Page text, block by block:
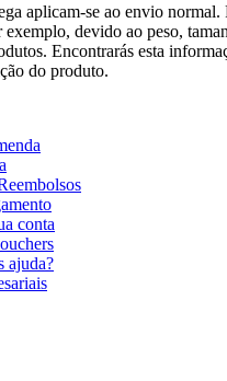
aplicam-se ao envio normal.
exemplo, devido ao peso,
Encontrarás esta
do produto.
conta
ajuda?